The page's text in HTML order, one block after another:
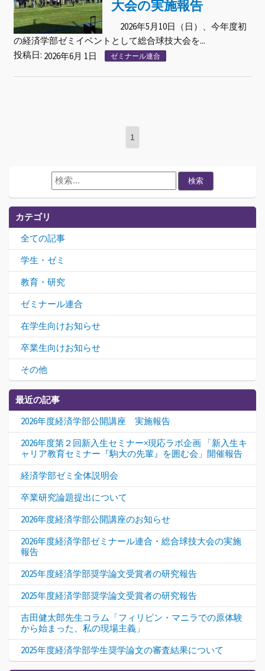
大会の実施報告
2026年5月10日（日）、今年度初
の経済学部ゼミイベントとして総合球技大会を...
投稿日: 2026年6月 1日 ゼミナール連合
1
検索
カテゴリ
全ての記事
学生・ゼミ
教育・研究
ゼミナール連合
在学生向けお知らせ
卒業生向けお知らせ
その他
最近の記事
2026年度経済学部公開講座 実施報告
2026年度第２回新入生セミナー×現応ラボ企画 「新入生キ
ャリア教育セミナー『駒大の先輩』を囲む会」開催報告
経済学部ゼミ全体説明会
卒業研究論題提出について
2026年度経済学部公開講座のお知らせ
2026年度経済学部ゼミナール連合・総合球技大会の実施
報告
2025年度経済学部奨学論文受賞者の研究報告
2025年度経済学部奨学論文受賞者の研究報告
吉田健太郎先生コラム「フィリピン・マニラでの原体験
から始まった、私の現場主義」
2025年度経済学部学生奨学論文の審査結果について